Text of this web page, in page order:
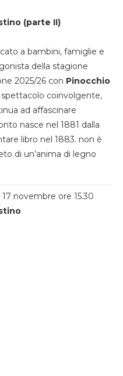
(parte II)
a bambini, famiglie e
della stagione
2025/26 con Pinocchio
coinvolgente,
ad affascinare
nasce nel 1881 dalla
libro nel 1883. non è
di un’anima di legno
novembre ore 15.30